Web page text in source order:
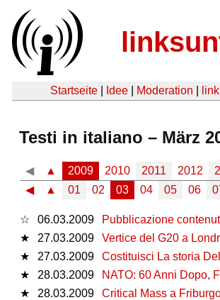
Startseite Idee Moderation
Testi in italiano – März
◀ ▲ 2009 2010 2011 2012
◀
▲ 01 02 03 04 05 06
☆ 06.03.2009
Pubblicazione
★
27.03.2009
Vertice del G20 a
★
27.03.2009
Costituisci La storia
★
28.03.2009
NATO: 60 Anni Dopo,
★
28.03.2009
Critical Mass a